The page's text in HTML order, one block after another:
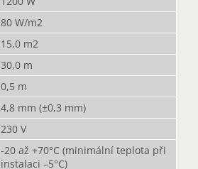
80 W/m2
15,0 m2
30,0 m
0,5 m
4,8 mm (±0,3 mm)
230 V
-20 až +70°C (minimální teplota při
instalaci –5°C)